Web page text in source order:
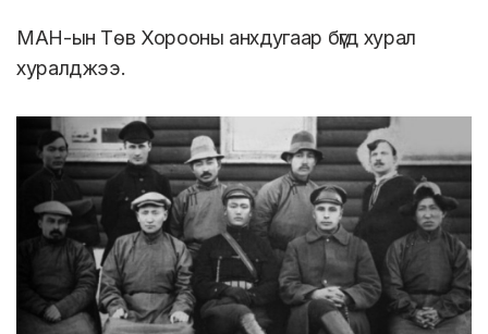
МАН-ын Төв Хорооны анхдугаар бүгд хурал
хуралджээ.